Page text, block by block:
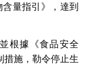
量指引》，達到
根據《食品安全
措施，勒令停止生